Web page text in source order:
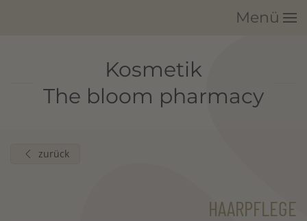
Menü
Kosmetik
The bloom pharmacy
zurück
HAARPFLEGE